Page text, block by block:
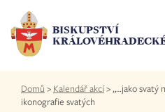
hlavnímu
obsahu
BISKUPSTVÍ
Drobečková
navigace
Domů > Kalendář akcí>„…jako svatý
ikonografie svatých